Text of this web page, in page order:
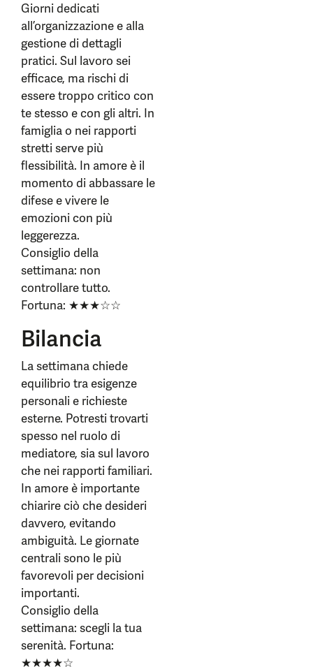
Giorni dedicati
all’organizzazione e alla
gestione di dettagli
pratici. Sul lavoro sei
efficace, ma rischi di
essere troppo critico con
te stesso e con gli altri. In
famiglia o nei rapporti
stretti serve più
flessibilità. In amore è il
momento di abbassare le
difese e vivere le
emozioni con più
leggerezza.
Consiglio della
settimana: non
controllare tutto.
Fortuna: ★★★☆☆
Bilancia
La settimana chiede
equilibrio tra esigenze
personali e richieste
esterne. Potresti trovarti
spesso nel ruolo di
mediatore, sia sul lavoro
che nei rapporti familiari.
In amore è importante
chiarire ciò che desideri
davvero, evitando
ambiguità. Le giornate
centrali sono le più
favorevoli per decisioni
importanti.
Consiglio della
settimana: scegli la tua
serenità. Fortuna:
★★★★☆